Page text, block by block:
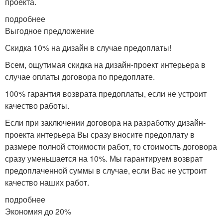
подробнее
Выгодное предложение
Скидка 10% на дизайн в случае предоплаты!
Всем, ощутимая скидка на дизайн-проект интерьера в
случае оплаты договора по предоплате.
100% гарантия возврата предоплаты, если не устроит
качество работы.
Если при заключении договора на разработку дизайн-
проекта интерьера Вы сразу вносите предоплату в
размере полной стоимости работ, то стоимость договора
сразу уменьшается на 10%. Мы гарантируем возврат
предоплаченной суммы в случае, если Вас не устроит
качество наших работ.
подробнее
Экономия до 20%